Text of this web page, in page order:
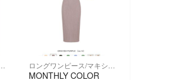
/マキシワンピース ロングワンピース/マキシワンピース
MONTHLY COLOR